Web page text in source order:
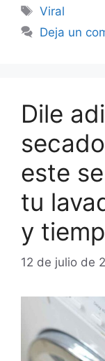
Etiquetas
Viral
Deja un
Dile
este
tu
y
12 de julio de